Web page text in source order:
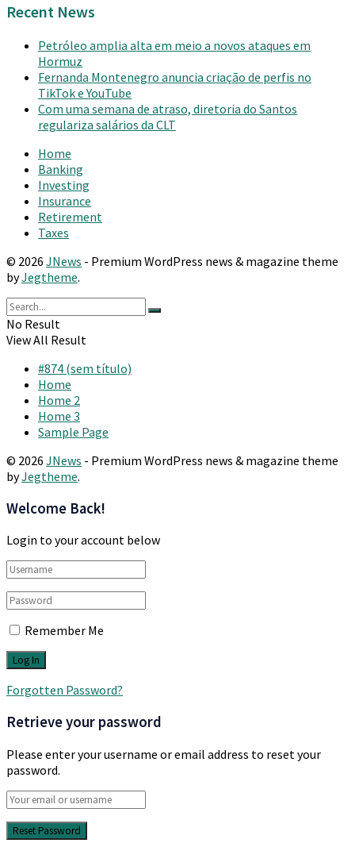
Recent News
Petróleo amplia alta em meio a novos ataques em
Hormuz
Fernanda Montenegro anuncia criação de perfis no
TikTok e YouTube
Com uma semana de atraso, diretoria do Santos
regulariza salários da CLT
Home
Banking
Investing
Insurance
Retirement
Taxes
© 2026 JNews - Premium WordPress news & magazine theme
byJegtheme.
No Result
View All Result
#874 (sem título)
Home
Home 2
Home 3
Sample Page
© 2026 JNews - Premium WordPress news & magazine theme
byJegtheme.
Welcome Back!
Login to your account below
Remember Me
Forgotten Password?
Retrieve your password
Please enter your username or email address to reset your
password.